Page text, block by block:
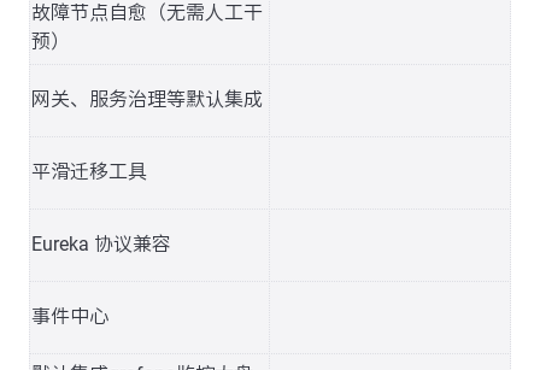
故障节点自愈（无需人工干
预）
网关、服务治理等默认集成
平滑迁移工具
Eureka 协议兼容
事件中心